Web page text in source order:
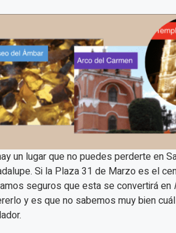
un lugar que no puedes perderte en
Si la Plaza 31 de Marzo es el
seguros que esta se convertirá en
y es que no sabemos muy bien